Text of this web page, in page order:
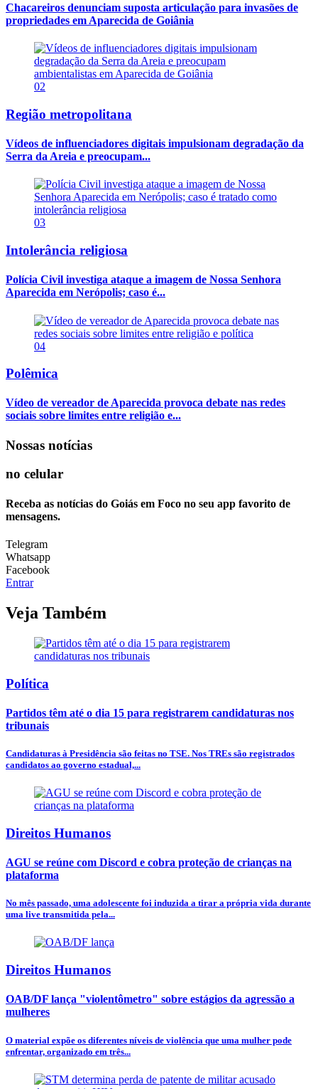
Chacareiros denunciam suposta articulação para invasões de
propriedades em Aparecida de Goiânia
02
Região metropolitana
Vídeos de influenciadores digitais impulsionam degradação da
Serra da Areia e preocupam...
03
Intolerância religiosa
Polícia Civil investiga ataque a imagem de Nossa Senhora
Aparecida em Nerópolis; caso é...
04
Polêmica
Vídeo de vereador de Aparecida provoca debate nas redes
sociais sobre limites entre religião e...
Nossas notícias
no celular
Receba as notícias do Goiás em Foco no seu app favorito de
mensagens.
Telegram
Whatsapp
Facebook
Entrar
Veja Também
Política
Partidos têm até o dia 15 para registrarem candidaturas nos
tribunais
Candidaturas à Presidência são feitas no TSE. Nos TREs são registrados
candidatos ao governo estadual,...
Direitos Humanos
AGU se reúne com Discord e cobra proteção de crianças na
plataforma
No mês passado, uma adolescente foi induzida a tirar a própria vida durante
uma live transmitida pela...
Direitos Humanos
OAB/DF lança "violentômetro" sobre estágios da agressão a
mulheres
O material expõe os diferentes níveis de violência que uma mulher pode
enfrentar, organizado em três...